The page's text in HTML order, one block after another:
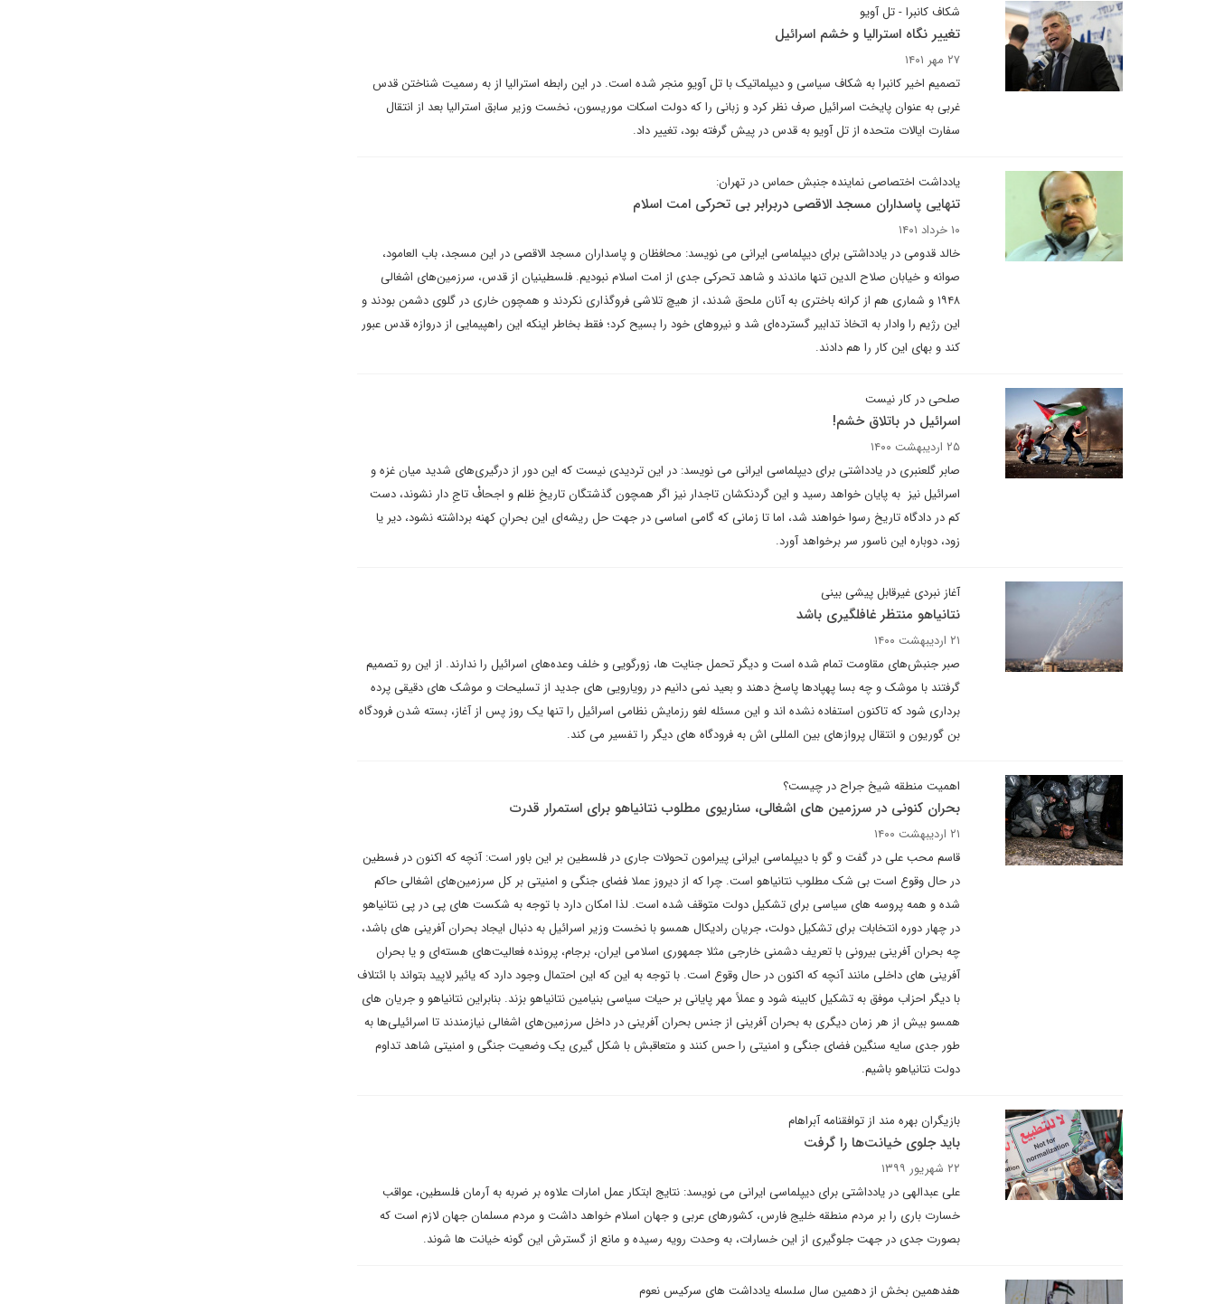
شکاف کانبرا - تل آویو
تغییر نگاه استرالیا و خشم اسرائیل
۲۷ مهر ۱۴۰۱
تصمیم اخیر کانبرا به شکاف سیاسی و دیپلماتیک با تل آویو منجر شده است. در این رابطه استرالیا از به رسمیت شناختن قدس
غربی به عنوان پایخت اسرائیل صرف نظر کرد و زبانی را که دولت اسکات موریسون، نخست وزیر سابق استرالیا بعد از انتقال
سفارت ایالات متحده از تل آویو به قدس در پیش گرفته بود، تغییر داد.
یادداشت اختصاصی نماینده جنبش حماس در تهران:
تنهایی پاسداران مسجد الاقصی دربرابر بی تحرکی امت اسلام
۱۰ خرداد ۱۴۰۱
خالد قدومی در یادداشتی برای دیپلماسی ایرانی می نویسد: محافظان و پاسداران مسجد الاقصی در این مسجد، باب العامود،
صوانه و خیابان صلاح الدین تنها ماندند و شاهد تحرکی جدی از امت اسلام نبودیم. فلسطینیان از قدس، سرزمین‌های اشغالی
۱۹۴۸ و شماری هم از کرانه باختری به آنان ملحق شدند، از هیچ تلاشی فروگذاری نکردند و همچون خاری در گلوی دشمن بودند و
این رژیم را وادار به اتخاذ تدابیر گسترده‌ای شد و نیروهای خود را بسیح کرد؛ فقط بخاطر اینکه این راهپیمایی از دروازه قدس عبور
کند و بهای این کار را هم دادند.
صلحی در کار نیست
اسرائیل در باتلاق خشم!
۲۵ اردیبهشت ۱۴۰۰
صابر گلعنبری در یادداشتی برای دیپلماسی ایرانی می نویسد: در این تردیدی نیست که این دور از درگیری‌های شدید میان غزه و
اسرائیل نیز به پایان خواهد رسید و این گردنکشان تاجدار نیز اگر همچون گذشتگان تاریخِ ظلم و اجحافْ تاجِ دار نشوند، دست
کم در دادگاه تاریخ رسوا خواهند شد، اما تا زمانی که گامی اساسی در جهت حل ریشه‌ای این بحرانِ کهنه برداشته نشود، دیر یا
زود، دوباره این ناسور سر برخواهد آورد.
آغاز نبردی غیرقابل پیشی بینی
نتانیاهو منتظر غافلگیری باشد
۲۱ اردیبهشت ۱۴۰۰
صبر جنبش‌های مقاومت تمام شده است و دیگر تحمل جنایت ها، زورگویی و خلف وعده‌های اسرائیل را ندارند. از این رو تصمیم
گرفتند با موشک و چه بسا پهپادها پاسخ دهند و بعید نمی دانیم در رویارویی های جدید از تسلیحات و موشک های دقیقی پرده
برداری شود که تاکنون استفاده نشده اند و این مسئله لغو رزمایش نظامی اسرائیل را تنها یک روز پس از آغاز، بسته شدن فرودگاه
بن گوریون و انتقال پروازهای بین المللی اش به فرودگاه های دیگر را تفسیر می کند.
اهمیت منطقه شیخ جراح در چیست؟
بحران کنونی در سرزمین های اشغالی، سناریوی مطلوب نتانیاهو برای استمرار قدرت
۲۱ اردیبهشت ۱۴۰۰
قاسم محب علی در گفت و گو با دیپلماسی ایرانی پیرامون تحولات جاری در فلسطین بر این باور است: آنچه که اکنون در فسطین
در حال وقوع است بی شک مطلوب نتانیاهو است. چرا که از دیروز عملا فضای جنگی و امنیتی بر کل سرزمین‌های اشغالی حاکم
شده و همه پروسه های سیاسی برای تشکیل دولت متوقف شده است. لذا امکان دارد با توجه به شکست های پی در پی نتانیاهو
در چهار دوره انتخابات برای تشکیل دولت، جریان رادیکال همسو با نخست وزیر اسرائیل به دنبال ایجاد بحران آفرینی های باشد،
چه بحران آفرینی بیرونی با تعریف دشمنی خارجی مثلا جمهوری اسلامی ایران، برجام، پرونده فعالیت‌های هسته‌ای و یا بحران
آفرینی های داخلی مانند آنچه که اکنون در حال وقوع است. با توجه به این که این احتمال وجود دارد که یائیر لاپید بتواند با ائتلاف
با دیگر احزاب موفق به تشکیل کابینه شود و عملاً مهر پایانی بر حیات سیاسی بنیامین نتانیاهو بزند. بنابراین نتانیاهو و جریان های
همسو بیش از هر زمان دیگری به بحران آفرینی از جنس بحران آفرینی در داخل سرزمین‌های اشغالی نیازمندند تا اسرائیلی‌ها به
طور جدی سایه سنگین فضای جنگی و امنیتی را حس کنند و متعاقبش با شکل گیری یک وضعیت جنگی و امنیتی شاهد تداوم
دولت نتانیاهو باشیم.
بازیگران بهره مند از توافقنامه آبراهام
باید جلوی خیانت‌ها را گرفت
۲۲ شهریور ۱۳۹۹
علی عبدالهی در یادداشتی برای دیپلماسی ایرانی می نویسد: نتایج ابتکار عمل امارات علاوه بر ضربه به آرمان فلسطین، عواقب
خسارت باری را بر مردم منطقه خلیج فارس، کشورهای عربی و جهان اسلام خواهد داشت و مردم مسلمان جهان لازم است که
بصورت جدی در جهت جلوگیری از این خسارات، به وحدت رویه رسیده و مانع از گسترش این گونه خیانت ها شوند.
هفدهمین بخش از دهمین سال سلسله یادداشت های سرکیس نعوم